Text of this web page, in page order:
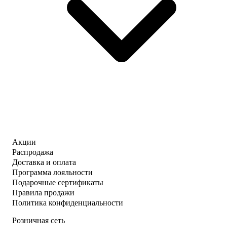
Акции
Распродажа
Доставка и оплата
Программа лояльности
Подарочные сертификаты
Правила продажи
Политика конфиденциальности
Розничная сеть